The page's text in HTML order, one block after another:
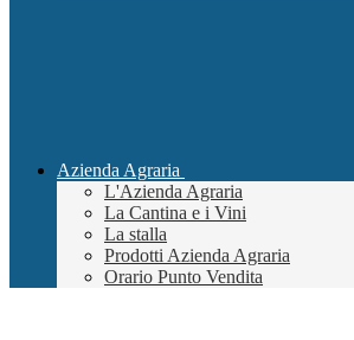
Azienda Agraria
L'Azienda Agraria
La Cantina e i Vini
La stalla
Prodotti Azienda Agraria
Orario Punto Vendita